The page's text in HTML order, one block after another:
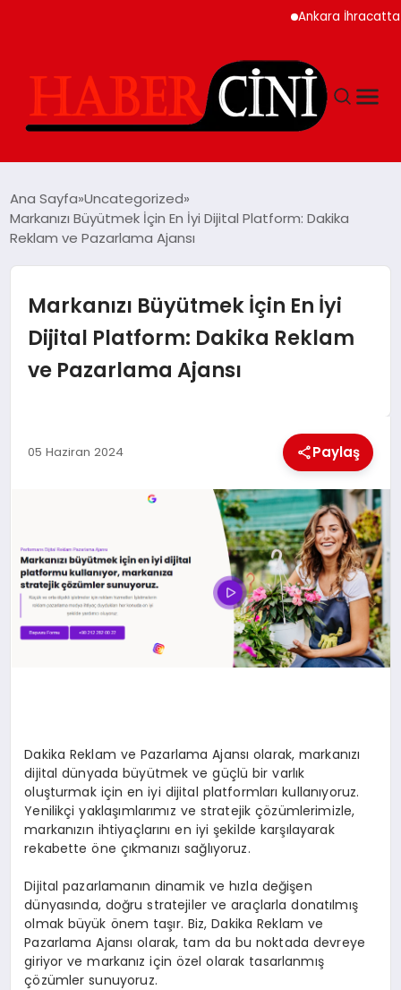
Ankara İhracatta
YAŞAM
GÜNCEL
TEKNOLOJI
GENEL
YEREL HABERLER
GÜNDEM
Ana Sayfa Uncategorized
Markanızı Büyütmek İçin En İyi Dijital Platform: Dakika
Reklam ve Pazarlama Ajansı
Markanızı Büyütmek İçin En İyi
Dijital Platform: Dakika Reklam
ve Pazarlama Ajansı
05 Haziran 2024 Paylaş
Dakika Reklam ve Pazarlama Ajansı olarak, markanızı
dijital dünyada büyütmek ve güçlü bir varlık
oluşturmak için en iyi dijital platformları kullanıyoruz.
Yenilikçi yaklaşımlarımız ve stratejik çözümlerimizle,
markanızın ihtiyaçlarını en iyi şekilde karşılayarak
rekabette öne çıkmanızı sağlıyoruz.
Dijital pazarlamanın dinamik ve hızla değişen
dünyasında, doğru stratejiler ve araçlarla donatılmış
olmak büyük önem taşır. Biz, Dakika Reklam ve
Pazarlama Ajansı olarak, tam da bu noktada devreye
giriyor ve markanız için özel olarak tasarlanmış
çözümler sunuyoruz.